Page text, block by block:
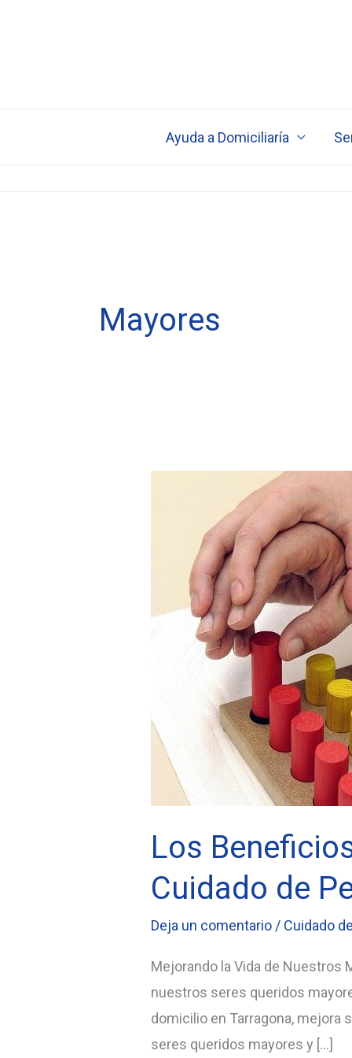
Ayuda a Domiciliaría
Mayores
Los
Cuidado de
Deja un comentario/ Cuidado
Mejorando la Vida de Nuestros
nuestros seres queridos
domicilio en Tarragona, mejora
seres queridos mayores y […]